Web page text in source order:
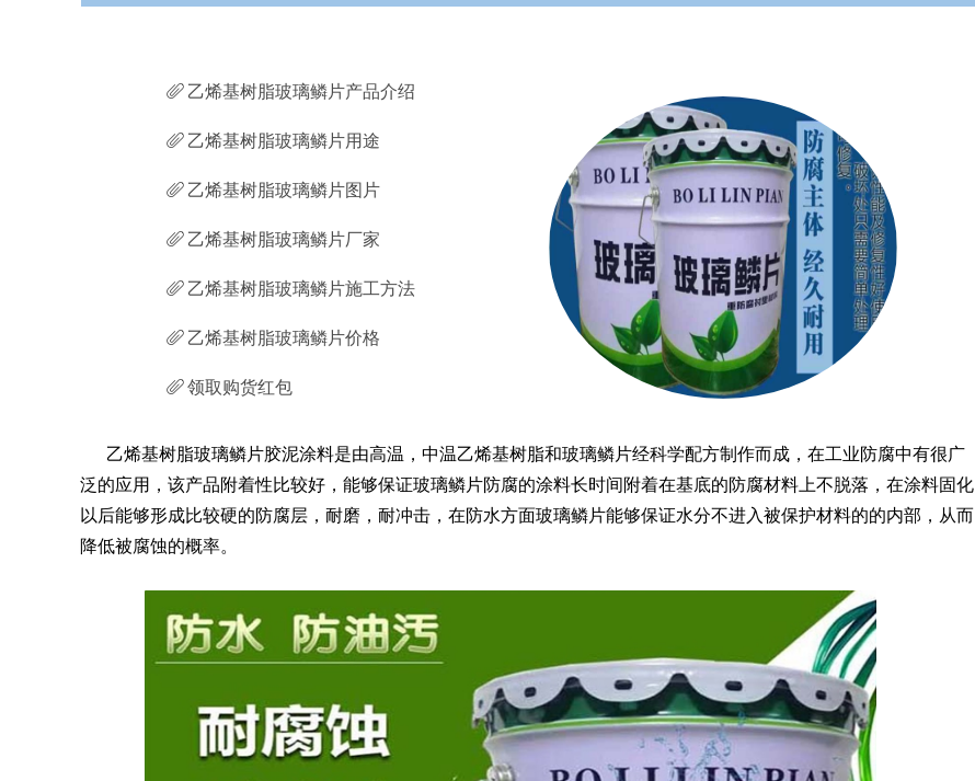
乙烯基树脂玻璃鳞片胶泥涂料是由高温，中温乙烯基树脂和玻璃鳞片经科学配方制作而成，在工业防腐中有很广
泛的应用，该产品附着性比较好，能够保证玻璃鳞片防腐的涂料长时间附着在基底的防腐材料上不脱落，在涂料固化
以后能够形成比较硬的防腐层，耐磨，耐冲击，在防水方面玻璃鳞片能够保证水分不进入被保护材料的的内部，从而
降低被腐蚀的概率。
ꁨ 乙烯基树脂玻璃鳞片产品介绍
ꁨ 乙烯基树脂玻璃鳞片用途
ꁨ 乙烯基树脂玻璃鳞片图片
ꁨ 乙烯基树脂玻璃鳞片厂家
ꁨ 乙烯基树脂玻璃鳞片施工方法
ꁨ 乙烯基树脂玻璃鳞片价格
ꁨ领取购货红包